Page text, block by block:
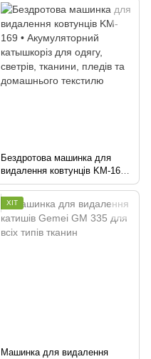
Бездротова машинка для
видалення ковтунців KM-169 •
Акумуляторний катышкоріз
для одягу, светрів, тканини,
пледів та домашнього
текстилю
ХІТ
Машинка для видалення